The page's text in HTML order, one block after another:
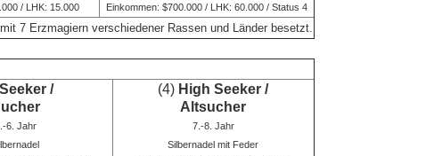
/ LHK: 15.000
Einkommen: $700.000 / LHK: 60.000 / Status 4
7 Erzmagiern verschiedener Rassen und Länder besetzt.
Seeker /
6. Jahr
(4) High Seeker /
Altsucher
7.-8. Jahr
Silbernadel mit Feder